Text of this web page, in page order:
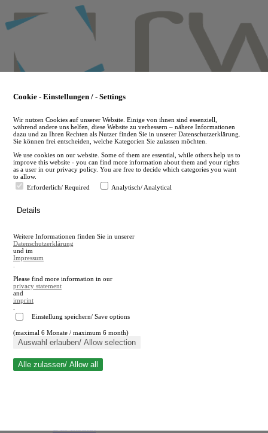
to
main
en
A
A
Suche schließen
Cookie - Einstellungen / - Settings
Wir nutzen Cookies auf unserer Website. Einige von ihnen sind essenziell,
während andere uns helfen, diese Website zu verbessern – nähere Informationen
dazu und zu Ihren Rechten als Nutzer finden Sie in unserer Datenschutzerklärung.
Sie können frei entscheiden, welche Kategorien Sie zulassen möchten.
We use cookies on our website. Some of them are essential, while others help us to
improve this website - you can find more information about them and your rights
as a user in our privacy policy. You are free to decide which categories you want
to allow.
Erforderlich/ Required
Analytisch/ Analytical
Details
Weitere Informationen finden Sie in unserer
Datenschutzerklärung
und im
Impressum
Please find more information in our
privacy statement
and
imprint
Einstellung speichern/ Save options
(maximal 6 Monate / maximum 6 month)
Auswahl erlauben/ Allow selection
Alle zulassen/ Allow all